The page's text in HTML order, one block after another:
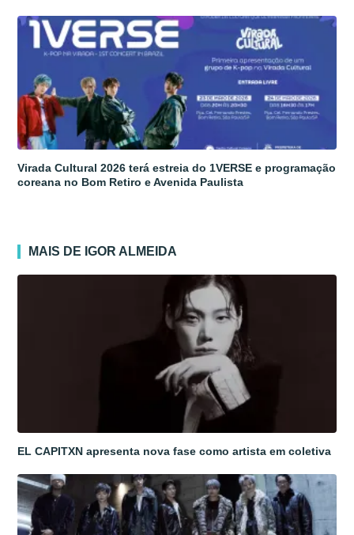
Virada Cultural 2026 terá estreia do 1VERSE e programação
coreana no Bom Retiro e Avenida Paulista
MAIS DE IGOR ALMEIDA
EL CAPITXN apresenta nova fase como artista em coletiva